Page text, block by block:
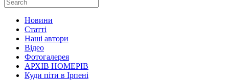
Новини
Статті
Наші автори
Відео
Фотогалерея
АРХІВ НОМЕРІВ
Куди піти в Ірпені